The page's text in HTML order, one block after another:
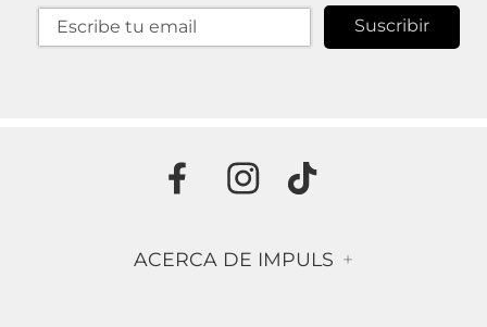
Suscribir
ACERCA DE IMPULS +